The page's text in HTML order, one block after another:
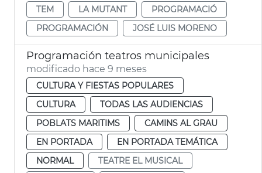
TEM LA MUTANT
PROGRAMACIÓ
PROGRAMACIÓN
JOSÉ LUIS MORENO
Programación teatros municipales
modificado hace 9 meses
CULTURA Y FIESTAS POPULARES
CULTURA
TODAS LAS AUDIENCIAS
POBLATS MARITIMS
CAMINS AL GRAU
EN PORTADA
EN PORTADA TEMÁTICA
NORMAL
TEATRE EL MUSICAL